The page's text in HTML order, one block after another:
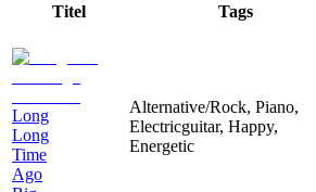
Titel Tags
Long
Long
Time
Ago
Alternative/Rock, Piano,
Electricguitar, Happy,
Energetic